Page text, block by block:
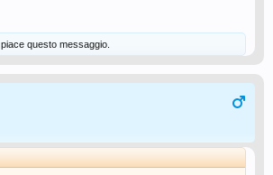
piace questo messaggio.